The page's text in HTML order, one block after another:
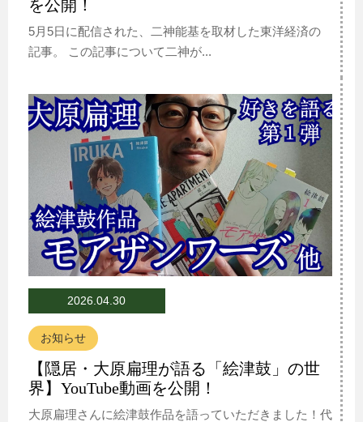
を公開！
5月5日に配信された、二神能基を取材した東洋経済の
記事。 この記事について二神が...
2026.04.30
お知らせ
【隠居・大原扁理が語る「絵津鼓」の世
界】YouTube動画を公開！
大原扁理さんに絵津鼓作品を語っていただきました！代